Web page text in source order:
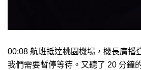
00:08 航班抵達桃園機場，機長廣播
我們需要暫停等待。又聽了 20 分鐘